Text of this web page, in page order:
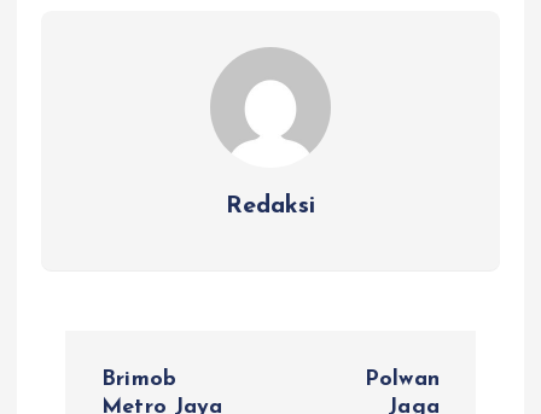
Redaksi
Brimob
Metro Jaya
Polwan
Jaga